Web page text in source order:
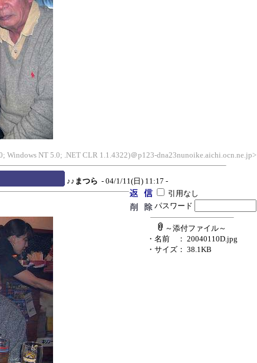
Windows NT 5.0; .NET CLR 1.1.4322)＠p123-dna23nunoike.aichi.ocn.ne.jp>
♪♪まつら - 04/1/11(日) 11:17 -
引用なし
パスワード
～添付ファイル～
・名前
： 20040110D.jpg
・サイズ ： 38.1KB